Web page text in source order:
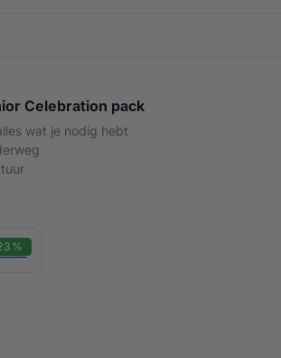
Celebration pack
wat je nodig hebt